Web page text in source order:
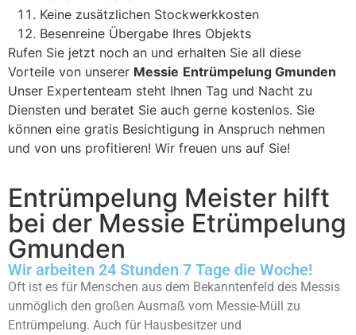
Keine zusätzlichen Stockwerkkosten
Besenreine Übergabe Ihres Objekts
Rufen Sie jetzt noch an und erhalten Sie all diese
Vorteile von unserer Messie Entrümpelung Gmunden
Unser Expertenteam steht Ihnen Tag und Nacht zu
Diensten und beratet Sie auch gerne kostenlos. Sie
können eine gratis Besichtigung in Anspruch nehmen
und von uns profitieren! Wir freuen uns auf Sie!
Entrümpelung Meister hilft
bei der Messie Etrümpelung
Gmunden
Wir arbeiten 24 Stunden 7 Tage die Woche!
Oft ist es für Menschen aus dem Bekanntenfeld des Messis
unmöglich den großen Ausmaß vom Messie-Müll zu
Entrümpelung. Auch für Hausbesitzer und